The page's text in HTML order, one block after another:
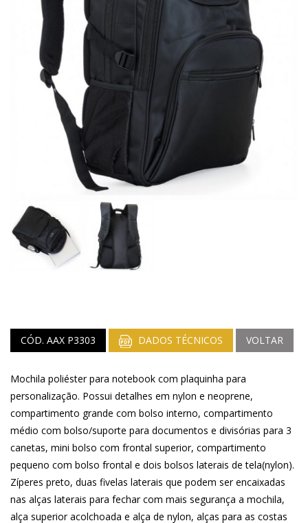
CÓD. AAX P3303 DADOS TÉCNICOS VOLTAR
Mochila poliéster para notebook com plaquinha para
personalização. Possui detalhes em nylon e neoprene,
compartimento grande com bolso interno, compartimento
médio com bolso/suporte para documentos e divisórias para 3
canetas, mini bolso com frontal superior, compartimento
pequeno com bolso frontal e dois bolsos laterais de tela(nylon).
Zíperes preto, duas fivelas laterais que podem ser encaixadas
nas alças laterais para fechar com mais segurança a mochila,
alça superior acolchoada e alça de nylon, alças para as costas